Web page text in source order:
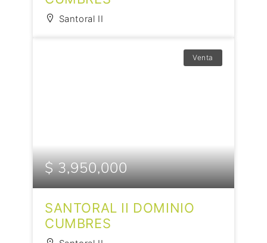
Santoral II
Venta
$ 3,950,000
SANTORAL II DOMINIO
CUMBRES